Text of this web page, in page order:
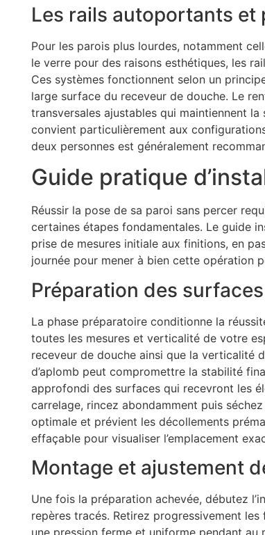
Les rails autoportants et
Pour les parois plus lourdes, notamment
le verre pour des raisons esthétiques, les
Ces systèmes fonctionnent selon un
large surface du receveur de douche. Le
transversales ajustables qui maintiennent
convient particulièrement aux
deux personnes est généralement
Guide pratique
Réussir la pose de sa paroi sans percer
certaines étapes fondamentales. Le guide
prise de mesures initiale aux finitions, en
journée pour mener à bien cette opération
Préparation des
La phase préparatoire conditionne la
toutes les mesures et verticalité de votre
receveur de douche ainsi que la verticalité
d’aplomb peut compromettre la stabilité
approfondi des surfaces qui recevront les
carrelage, rincez abondamment puis
optimale et prévient les décollements
effaçable pour visualiser l’emplacement
Montage et ajustement
Une fois la préparation achevée, débutez
repères tracés. Retirez progressivement
une pression ferme et uniforme pendant